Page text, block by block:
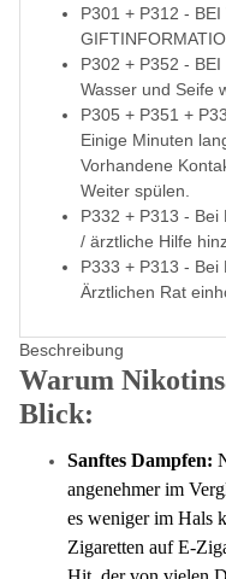
P301 + P312 -
P302 + P352 -
Wasser und Seife
P305 + P351 +
Einige Minuten
Vorhandene
Weiter spülen.
P332 + P313 -
/ ärztliche Hilfe
P333 + P313 -
Ärztlichen Rat
Beschreibung
Warum
Blick:
Sanftes Dampfen:
angenehmer im
es weniger im Hals
Zigaretten auf E-